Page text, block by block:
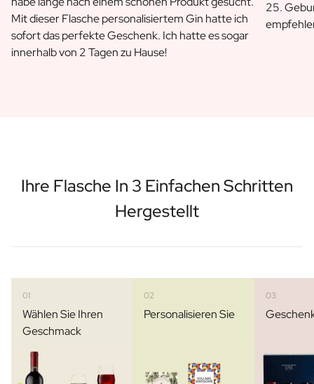
Mit dieser Flasche personalisiertem Gin hatte ich
sofort das perfekte Geschenk. Ich hatte es sogar
innerhalb von 2 Tagen zu Hause!
25.
Ihre Flasche In 3 Einfachen Schritten
Hergestellt
01
Wählen Sie Ihren
Geschmack
02
Personalisieren Sie
03